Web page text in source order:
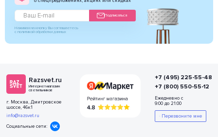
Подписаться
Нажимая на кнопку Вы соглашаетесь
с политикой обработки данных
Razsvet.ru
Интернет-магазин
светильников
г. Москва, Дмитровское
шоссе, 46к1
info@razsvet.ru
Социальные сети:
+7 (495) 225-55-48
+7 (800) 550-55-12
Ежедневно с
9:00 до 21:00
Перезвоните мне